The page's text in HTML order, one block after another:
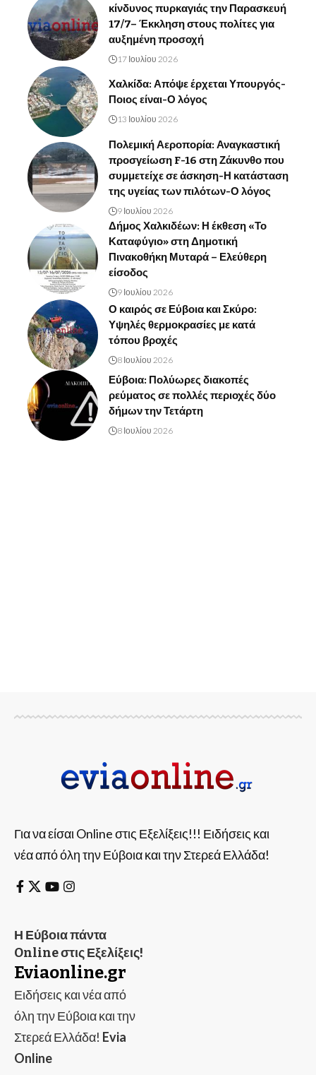
κίνδυνος πυρκαγιάς την Παρασκευή
17/7– Έκκληση στους πολίτες για
αυξημένη προσοχή
17 Ιουλίου 2026
Χαλκίδα: Απόψε έρχεται Υπουργός-
Ποιος είναι-Ο λόγος
13 Ιουλίου 2026
Πολεμική Αεροπορία: Αναγκαστική
προσγείωση F-16 στη Ζάκυνθο που
συμμετείχε σε άσκηση-Η κατάσταση
της υγείας των πιλότων-Ο λόγος
9 Ιουλίου 2026
Δήμος Χαλκιδέων: Η έκθεση «Το
Καταφύγιο» στη Δημοτική
Πινακοθήκη Μυταρά – Ελεύθερη
είσοδος
9 Ιουλίου 2026
Ο καιρός σε Εύβοια και Σκύρο:
Υψηλές θερμοκρασίες με κατά
τόπου βροχές
8 Ιουλίου 2026
Εύβοια: Πολύωρες διακοπές
ρεύματος σε πολλές περιοχές δύο
δήμων την Τετάρτη
8 Ιουλίου 2026
Για να είσαι Online στις Εξελίξεις!!! Ειδήσεις και
νέα από όλη την Εύβοια και την Στερεά Ελλάδα!
Η Εύβοια πάντα
Online στις Εξελίξεις!
Eviaonline.gr
Ειδήσεις και νέα από
όλη την Εύβοια και την
Στερεά Ελλάδα! Evia
Online